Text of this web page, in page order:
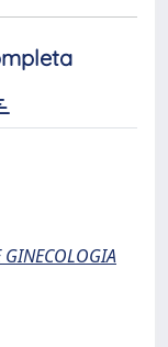
GINECOLOGIA